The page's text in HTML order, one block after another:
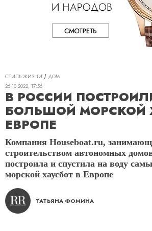
СТИЛЬ ЖИЗНИ
ДОМ
26.10.2022, 17:56
В РОССИИ
БОЛЬШОЙ МОРСКОЙ
ЕВРОПЕ
Компания Houseboat.ru,
строительством автономных
построила и спустила на воду
морской хаусбот в Европе
ТАТЬЯНА ФОМИНА